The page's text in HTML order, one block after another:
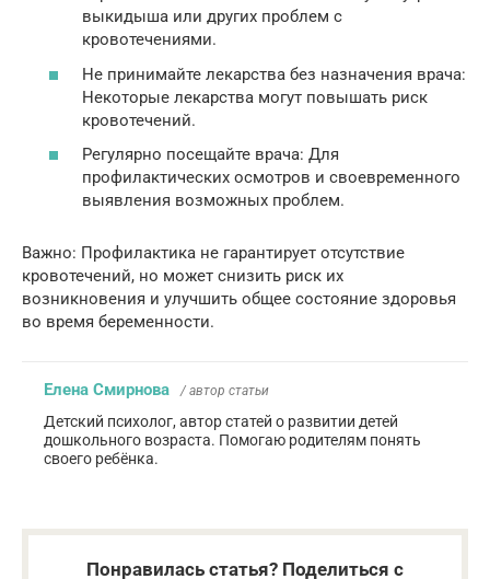
выкидыша или других проблем с
кровотечениями.
Не принимайте лекарства без назначения врача:
Некоторые лекарства могут повышать риск
кровотечений.
Регулярно посещайте врача: Для
профилактических осмотров и своевременного
выявления возможных проблем.
Важно: Профилактика не гарантирует отсутствие
кровотечений, но может снизить риск их
возникновения и улучшить общее состояние здоровья
во время беременности.
Елена Смирнова / автор статьи
Детский психолог, автор статей о развитии детей
дошкольного возраста. Помогаю родителям понять
своего ребёнка.
Понравилась статья? Поделиться с